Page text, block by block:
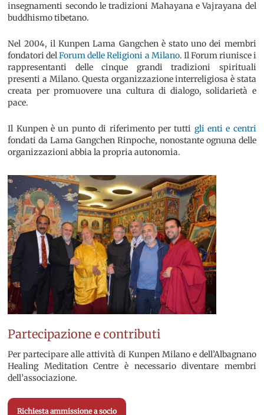
insegnamenti secondo le tradizioni Mahayana e Vajrayana del
buddhismo tibetano.
Nel 2004, il Kunpen Lama Gangchen è stato uno dei membri
fondatori delForum delle Religioni a Milano. Il Forum riunisce i
rappresentanti delle cinque grandi tradizioni spirituali
presenti a Milano. Questa organizzazione interreligiosa è stata
creata per promuovere una cultura di dialogo, solidarietà e
pace.
Il Kunpen è un punto di riferimento per tutti gli enti e centri
fondati da Lama Gangchen Rinpoche, nonostante ognuna delle
organizzazioni abbia la propria autonomia.
Partecipazione e contributi
Per partecipare alle attività di Kunpen Milano e dell’Albagnano
Healing Meditation Centre è necessario diventare membri
dell’associazione.
Richiesta ammissione a socio